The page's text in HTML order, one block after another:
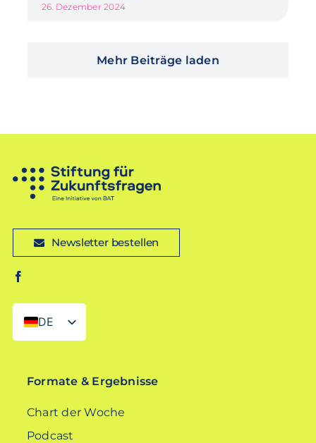
26. Dezember 2024
Mehr Beiträge laden
Newsletter bestellen
DE
EN
Formate & Ergebnisse
Chart der Woche
Podcast